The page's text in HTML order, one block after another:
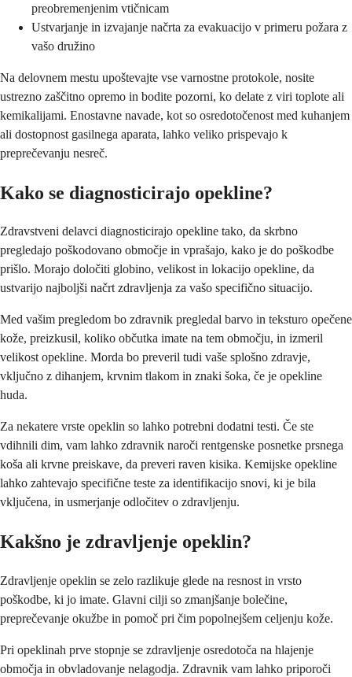
preobremenjenim vtičnicam
Ustvarjanje in izvajanje načrta za evakuacijo v primeru požara z
vašo družino
Na delovnem mestu upoštevajte vse varnostne protokole, nosite
ustrezno zaščitno opremo in bodite pozorni, ko delate z viri toplote ali
kemikalijami. Enostavne navade, kot so osredotočenost med kuhanjem
ali dostopnost gasilnega aparata, lahko veliko prispevajo k
preprečevanju nesreč.
Kako se diagnosticirajo opekline?
Zdravstveni delavci diagnosticirajo opekline tako, da skrbno
pregledajo poškodovano območje in vprašajo, kako je do poškodbe
prišlo. Morajo določiti globino, velikost in lokacijo opekline, da
ustvarijo najboljši načrt zdravljenja za vašo specifično situacijo.
Med vašim pregledom bo zdravnik pregledal barvo in teksturo opečene
kože, preizkusil, koliko občutka imate na tem območju, in izmeril
velikost opekline. Morda bo preveril tudi vaše splošno zdravje,
vključno z dihanjem, krvnim tlakom in znaki šoka, če je opekline
huda.
Za nekatere vrste opeklin so lahko potrebni dodatni testi. Če ste
vdihnili dim, vam lahko zdravnik naroči rentgenske posnetke prsnega
koša ali krvne preiskave, da preveri raven kisika. Kemijske opekline
lahko zahtevajo specifične teste za identifikacijo snovi, ki je bila
vključena, in usmerjanje odločitev o zdravljenju.
Kakšno je zdravljenje opeklin?
Zdravljenje opeklin se zelo razlikuje glede na resnost in vrsto
poškodbe, ki jo imate. Glavni cilji so zmanjšanje bolečine,
preprečevanje okužbe in pomoč pri čim popolnejšem celjenju kože.
Pri opeklinah prve stopnje se zdravljenje osredotoča na hlajenje
območja in obvladovanje nelagodja. Zdravnik vam lahko priporoči